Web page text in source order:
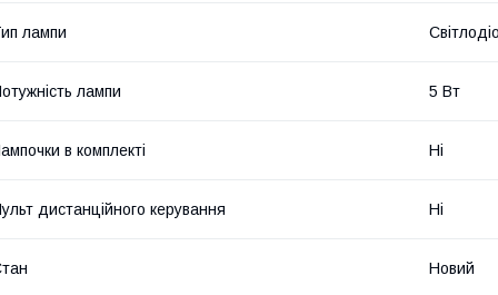
лампи
лампи 5 Вт
в комплекті Ні
дистанційного керування Ні
Новий